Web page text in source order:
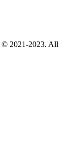
© 2021-2023. All